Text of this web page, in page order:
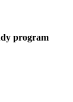
program